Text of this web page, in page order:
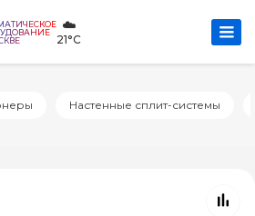
☁️
21°C
Настенные сплит-системы